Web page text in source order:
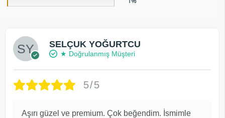
SELÇUK YOĞURTCU
★ Doğrulanmış Müşteri
5/5
Aşırı güzel ve premium. Çok beğendim. İsmimle